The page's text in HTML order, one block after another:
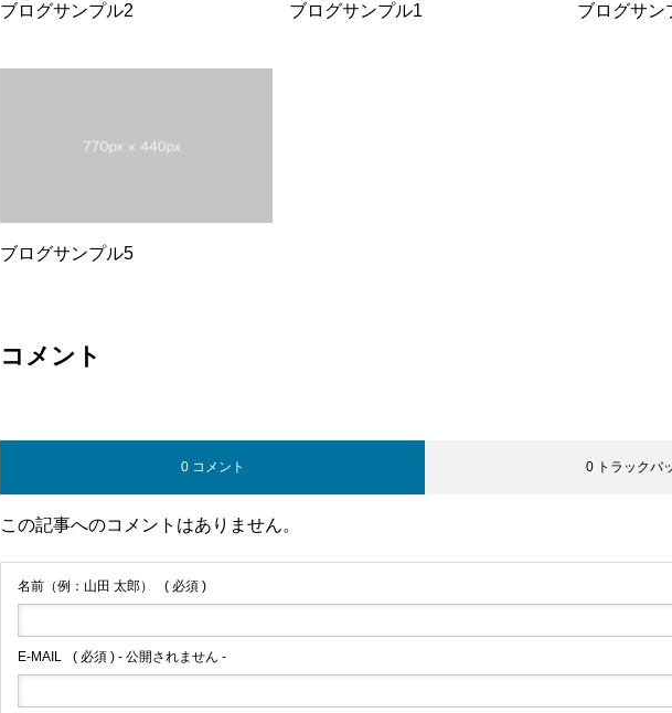
ブログサンプル2 ブログサンプル1 ブログサン
ブログサンプル5
コメント
0 コメント 0 トラックバ
この記事へのコメントはありません。
名前（例：山田 太郎） ( 必須 )
E-MAIL ( 必須 ) - 公開されません -